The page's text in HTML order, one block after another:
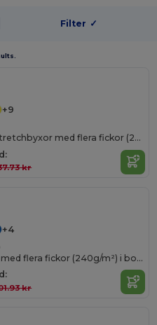
Filter ✓
+9
Tvåfärgade stretchbyxor med flera fickor (240g/m²), i bomull (46%), EME (38%) och polyester (16%)
kr
+4
Stretchbyxor med flera fickor (240g/m²) i bomull (46%), EME (38%) och polyester (16%)
kr